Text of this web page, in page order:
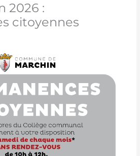
2026 :
citoyennes